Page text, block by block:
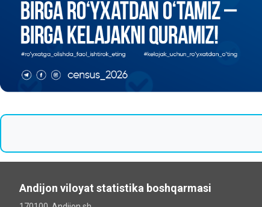
Andijon viloyat statistika boshqarmasi